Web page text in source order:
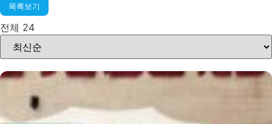
목록보기
전체 24